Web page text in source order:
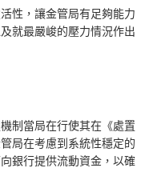
性，讓金管局有足夠能力
就最嚴峻的壓力情況作出
制當局在行使其在《處置
局在考慮到系統性穩定的
銀行提供流動資金，以確